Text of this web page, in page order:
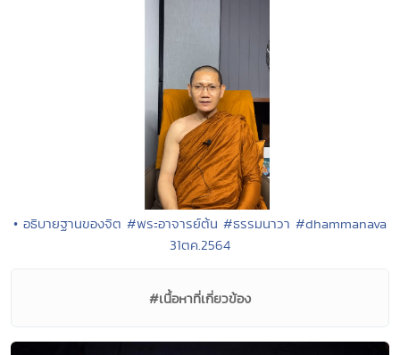
• อธิบายฐานของจิต #พระอาจารย์ต้น #ธรรมนาวา #dhammanava
31ตค.2564
#เนื้อหาที่เกี่ยวข้อง